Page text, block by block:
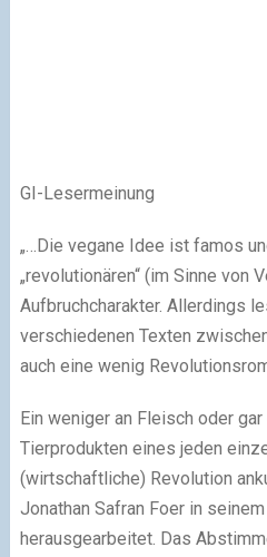
GI-Lesermeinung
„…Die vegane Idee ist famos
„revolutionären“ (im Sinne von
Aufbruchcharakter. Allerdings
verschiedenen Texten
auch eine wenig
Ein weniger an Fleisch oder
Tierprodukten eines jeden
(wirtschaftliche) Revolution
Jonathan Safran Foer in
herausgearbeitet. Das